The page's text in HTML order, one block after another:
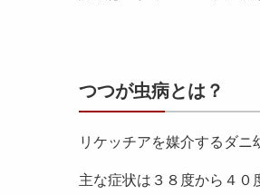
つつが虫病とは？
リケッチアを媒介するダニ
主な症状は３８度から４０